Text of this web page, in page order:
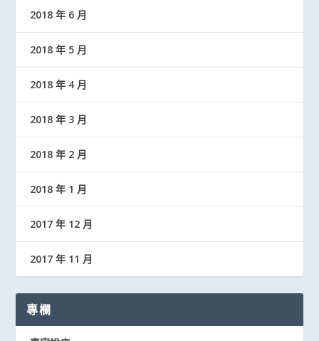
2018 年 6 月
2018 年 5 月
2018 年 4 月
2018 年 3 月
2018 年 2 月
2018 年 1 月
2017 年 12 月
2017 年 11 月
專欄